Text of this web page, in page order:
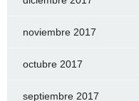
noviembre 2017
octubre 2017
septiembre 2017